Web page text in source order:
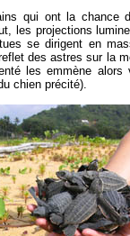
qui ont la chance
les projections
se dirigent en
des astres sur la
les emmène
chien précité).